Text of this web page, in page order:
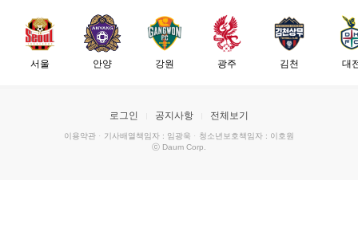
서울 안양 강원 광주 김천 대
로그인 공지사항 전체보기
이용약관 · 기사배열책임자 : 임광욱 · 청소년보호책임자 : 이호원
ⓒ Daum Corp.